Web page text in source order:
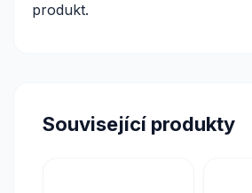
produkt.
Související produkty